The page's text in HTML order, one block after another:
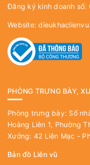
Đăng ký kinh doanh số:
Website:
PHÒNG TRƯNG BÀY,
Phòng trưng bày: Số
Hoàng Liên 1, Phường
Xưởng: 42 Liên Mạc -
Bản đồ Liên vũ